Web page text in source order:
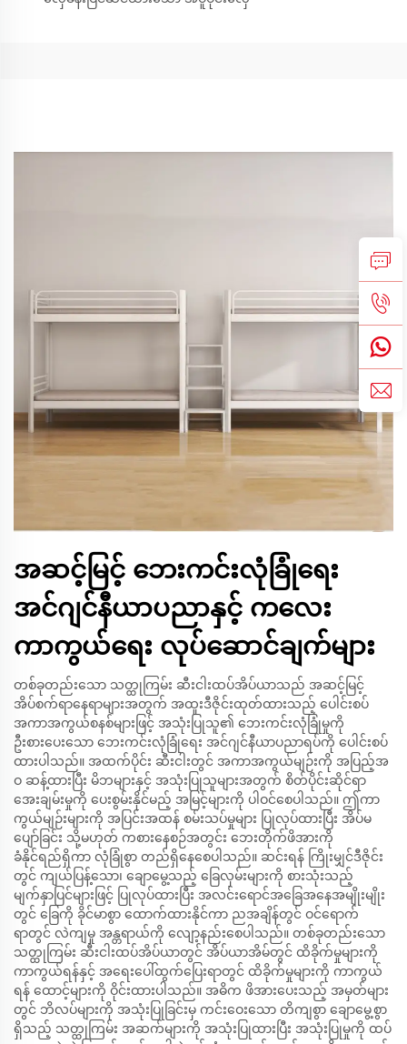
အဆင့်မြင့် ဘေးကင်းလုံခြုံရေး
အင်ဂျင်နီယာပညာနှင့် ကလေး
ကာကွယ်ရေး လုပ်ဆောင်ချက်များ
တစ်ခုတည်းသော သတ္ထုကြမ်း ဆီးငါးထပ်အိပ်ယာသည် အဆင့်မြင့်
အိပ်စက်ရာနေရာများအတွက် အထူးဒီဇိုင်းထုတ်ထားသည့် ပေါင်းစပ်
အကာအကွယ်စနစ်များဖြင့် အသုံးပြုသူ၏ ဘေးကင်းလုံခြုံမှုကို
ဦးစားပေးသော ဘေးကင်းလုံခြုံရေး အင်ဂျင်နီယာပညာရပ်ကို ပေါင်းစပ်
ထားပါသည်။ အထက်ပိုင်း ဆီးငါးတွင် အကာအကွယ်မျဉ်းကို အပြည့်အ
ဝ ဆန့်ထားပြီး မိဘများနှင့် အသုံးပြုသူများအတွက် စိတ်ပိုင်းဆိုင်ရာ
အေးချမ်းမှုကို ပေးစွမ်းနိုင်မည့် အမြင့်များကို ပါဝင်စေပါသည်။ ဤကာ
ကွယ်မျဉ်းများကို အပြင်းအထန် စမ်းသပ်မှုများ ပြုလုပ်ထားပြီး အိပ်မ
ပျော်ခြင်း သို့မဟုတ် ကစားနေစဉ်အတွင်း ဘေးတိုက်ဖိအားကို
ခံနိုင်ရည်ရှိကာ လုံခြုံစွာ တည်ရှိနေစေပါသည်။ ဆင်းရန် ကြိုးမျှင်ဒီဇိုင်း
တွင် ကျယ်ပြန့်သော၊ ချောမွေ့သည့် ခြေလှမ်းများကို စားသုံးသည့်
မျက်နှာပြင်များဖြင့် ပြုလုပ်ထားပြီး အလင်းရောင်အခြေအနေအမျိုးမျိုး
တွင် ခြေကို ခိုင်မာစွာ ထောက်ထားနိုင်ကာ ညအချိန်တွင် ဝင်ရောက်
ရာတွင် လဲကျမှု အန္တရာယ်ကို လျော့နည်းစေပါသည်။ တစ်ခုတည်းသော
သတ္ထုကြမ်း ဆီးငါးထပ်အိပ်ယာတွင် အိပ်ယာအိမ်တွင် ထိခိုက်မှုများကို
ကာကွယ်ရန်နှင့် အရေးပေါ်ထွက်ပြေးရာတွင် ထိခိုက်မှုများကို ကာကွယ်
ရန် ထောင့်များကို ဝိုင်းထားပါသည်။ အဓိက ဖိအားပေးသည့် အမှတ်များ
တွင် ဘိလပ်များကို အသုံးပြုခြင်းမှ ကင်းဝေးသော တိကျစွာ ချောမွေ့စွာ
ရှိသည့် သတ္ထုကြမ်း အဆက်များကို အသုံးပြုထားပြီး အသုံးပြုမှုကို ထပ်